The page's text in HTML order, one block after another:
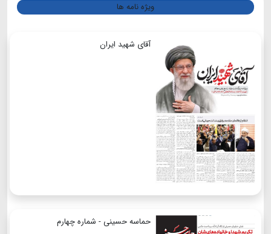
ویژه نامه ها
آقای شهید ایران
حماسه حسینی - شماره چهارم